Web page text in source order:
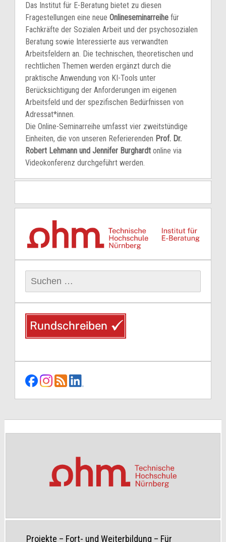
Das Institut für E-Beratung bietet zu diesen
Fragestellungen eine neue Onlineseminarreihefür
Fachkräfte der Sozialen Arbeit und der psychosozialen
Beratung sowie Interessierte aus verwandten
Arbeitsfeldern an. Die technischen, theoretischen und
rechtlichen Themen werden ergänzt durch die
praktische Anwendung von KI-Tools unter
Berücksichtigung der Anforderungen im eigenen
Arbeitsfeld und der spezifischen Bedürfnissen von
Adressat*innen.
Die Online-Seminarreihe umfasst vier zweitstündige
Einheiten, die von unseren Referierenden Prof. Dr.
Robert Lehmann und Jennifer Burghardtonline via
Videokonferenz durchgeführt werden.
Suchen
nach:
Projekte – Fort- und Weiterbildung – Für